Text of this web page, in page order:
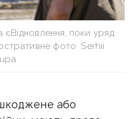
єВідновлення, поки уряд
фото Serhii
або